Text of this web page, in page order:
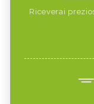
Riceverai